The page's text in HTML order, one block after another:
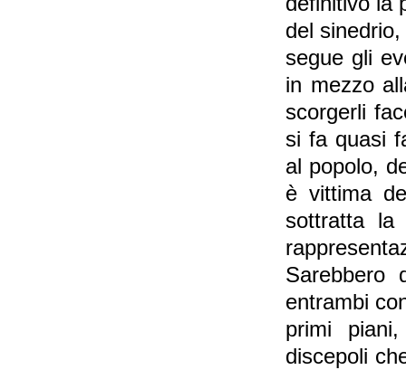
del
segue gli
in mezzo
scorgerli
si fa quasi
al popolo,
è vittima
sottratta la
Sarebbero
entrambi
primi
discepoli